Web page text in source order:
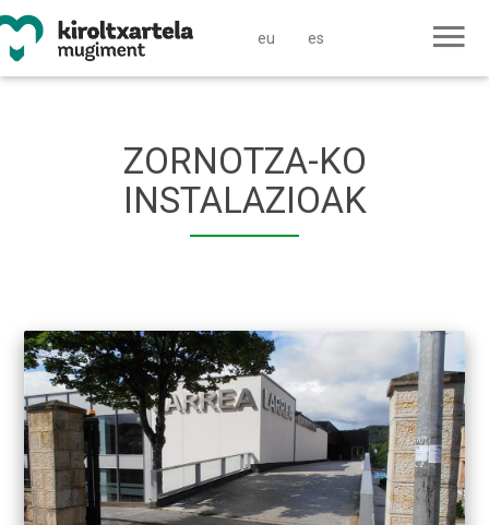
eu es
ZORNOTZA-KO
INSTALAZIOAK